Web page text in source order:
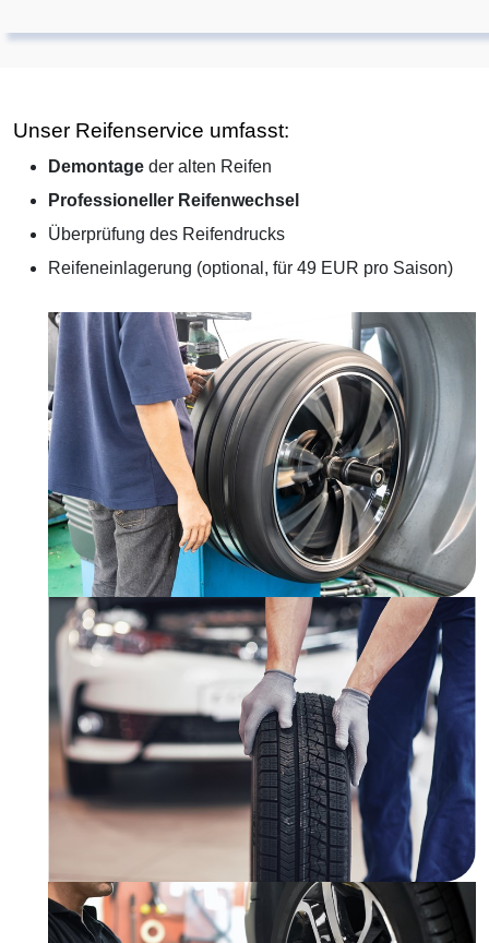
Unser Reifenservice umfasst:
Demontage der alten Reifen
Professioneller Reifenwechsel
Überprüfung des Reifendrucks
Reifeneinlagerung (optional, für 49 EUR pro Saison)